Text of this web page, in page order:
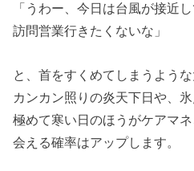
「うわー、今日は台風が接近
訪問営業行きたくないな」
と、首をすくめてしまうよう
カンカン照りの炎天下日や、
極めて寒い日のほうがケアマ
会える確率はアップします。